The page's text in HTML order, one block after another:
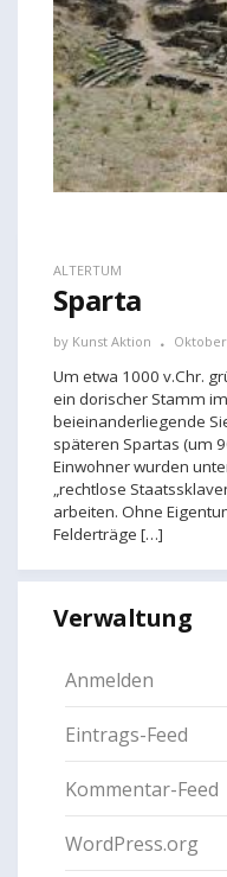
ALTERTUM
Sparta
by Kunst Aktion Oktober
Um etwa 1000 v.Chr.
ein dorischer Stamm
beieinanderliegende
späteren Spartas (um
Einwohner wurden
„rechtlose
arbeiten. Ohne
Felderträge […]
Verwaltung
Anmelden
Eintrags-Feed
Kommentar-Feed
WordPress.org